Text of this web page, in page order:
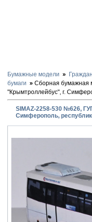
Бумажные модели
бумаги
Сборная бумажная
"Крымтроллейбус", г.
SIMAZ-2258-530 №626,
Симферополь,